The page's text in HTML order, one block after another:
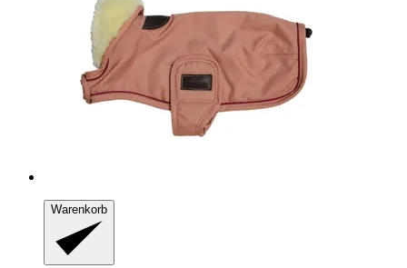
Warenkorb